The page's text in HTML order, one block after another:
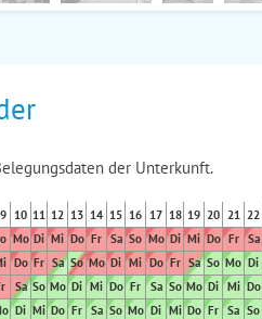
der Unterkunft.
10 11 12 13 14 15 16 17 18 19 20 21 22
Mo Di Mi Do Fr Sa So Mo Di Mi Do Fr Sa
Do Fr Sa So Mo Di Mi Do Fr Sa So Mo Di
Sa So Mo Di Mi Do Fr Sa So Mo Di Mi Do
Di Mi Do Fr Sa So Mo Di Mi Do Fr Sa So